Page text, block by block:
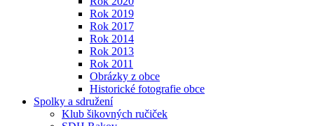
Rok 2019
Rok 2017
Rok 2014
Rok 2013
Rok 2011
Obrázky z obce
Historické fotografie obce
Spolky a sdružení
Klub šikovných ručiček